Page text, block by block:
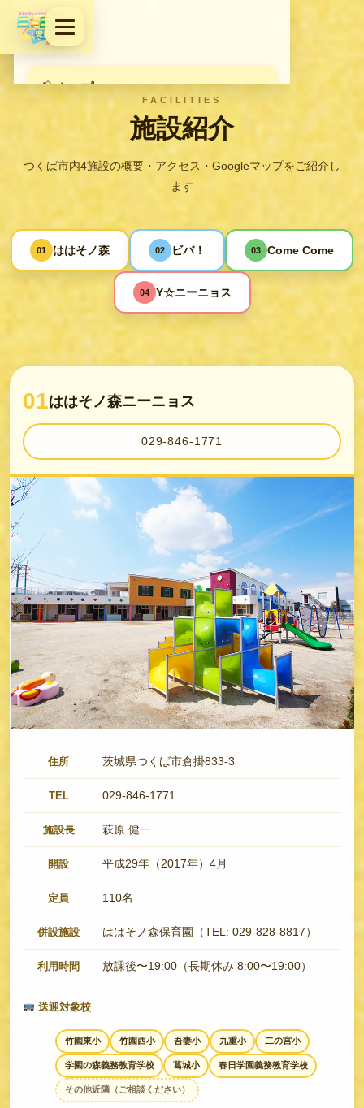
トップ
スクール
ご利用について
お問い合わせ
FACILITIES
施設紹介
つくば市内4施設の概要・アクセス・Googleマップをご紹介し
ます
01 ははそノ森 02 ビバ！ 03 Come Come
04 Y☆ニーニョス
01ははそノ森ニーニョス
029-846-1771
住所 茨城県つくば市倉掛833-3
TEL 029-846-1771
施設長 萩原 健一
開設 平成29年（2017年）4月
定員 110名
併設施設 ははそノ森保育園（TEL: 029-828-8817）
利用時間 放課後〜19:00（長期休み 8:00〜19:00）
送迎対象校
竹園東小 竹園西小 吾妻小 九重小 二の宮小
学園の森義務教育学校 葛城小 春日学園義務教育学校
その他近隣（ご相談ください）